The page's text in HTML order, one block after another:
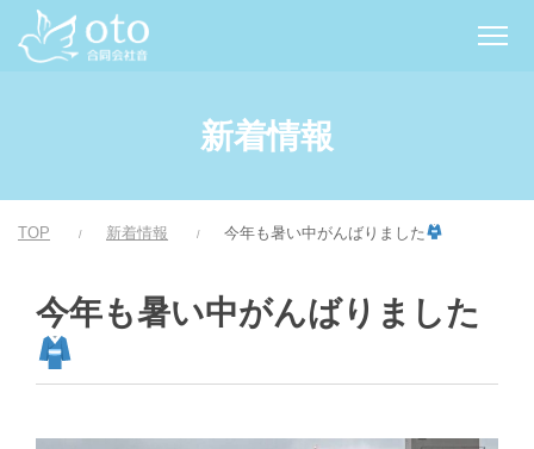
新着情報
TOP 新着情報 今年も暑い中がんばりました
今年も暑い中がんばりました